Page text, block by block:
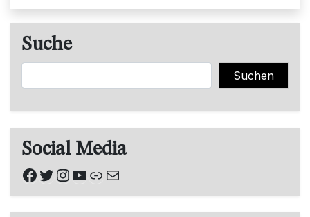
Suche
Suchen Suchen
Social Media
Facebook
Twitter
Instagram
YouTube
Link
E-Mail